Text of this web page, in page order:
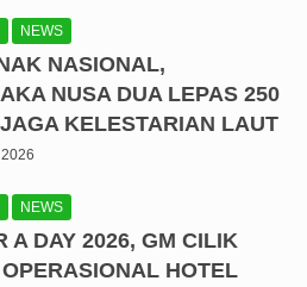
NEWS
NASIONAL,
NUSA DUA LEPAS 250
KELESTARIAN LAUT
NEWS
A DAY 2026, GM CILIK
HOTEL